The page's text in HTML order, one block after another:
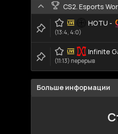
CS2. Esports
HOTU -
(13:4, 4:0)
Infinite
(11:13) перерыв
Больше информации